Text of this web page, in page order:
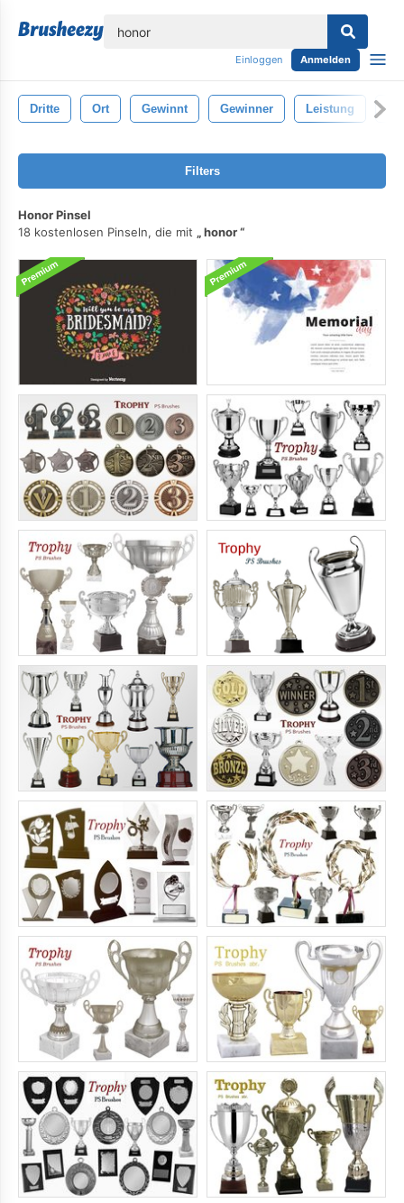
Einloggen Anmelden
Dritte Ort Gewinnt Gewinner Leistung
Filters
Honor Pinsel
18 kostenlosen Pinseln, die mit
honor